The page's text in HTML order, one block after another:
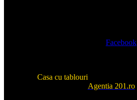
Facebook
Casa cu tablouri
Agentia 201.ro